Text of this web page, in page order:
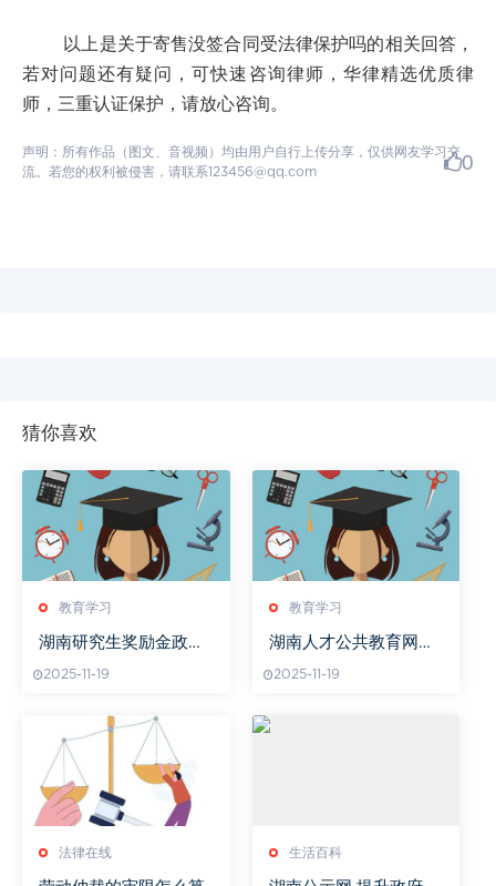
以上是关于寄售没签合同受法律保护吗的相关回答，
若对问题还有疑问，可快速咨询律师，华律精选优质律
师，三重认证保护，请放心咨询。
声明：所有作品（图文、音视频）均由用户自行上传分享，仅供网友学习交
流。若您的权利被侵害，请联系123456@qq.com
0
猜你喜欢
教育学习
湖南研究生奖励金政策
2025-11-19
教育学习
湖南人才公共教育网注
2025-11-19
法律在线 生活百科